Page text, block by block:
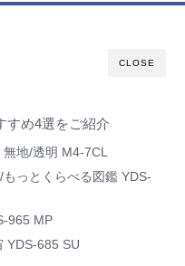
CLOSE
すめ4選をご紹介
地/透明 M4-7CL
っとくらべる図鑑 YDS-
965 MP
YDS-685 SU